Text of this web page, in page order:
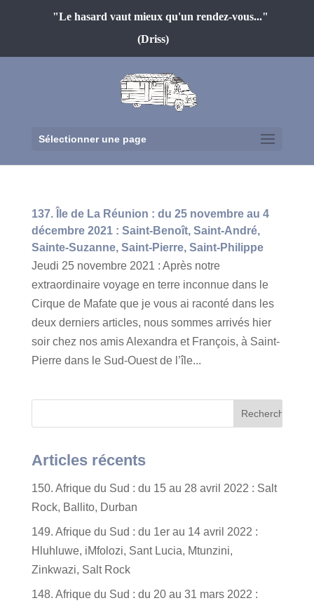
"Le hasard vaut mieux qu'un rendez-vous..."
(Driss)
Sélectionner une page
137. Île de La Réunion : du 25 novembre au 4
décembre 2021 : Saint-Benoît, Saint-André,
Sainte-Suzanne, Saint-Pierre, Saint-Philippe
Jeudi 25 novembre 2021 : Après notre
extraordinaire voyage en terre inconnue dans le
Cirque de Mafate que je vous ai raconté dans les
deux derniers articles, nous sommes arrivés hier
soir chez nos amis Alexandra et François, à Saint-
Pierre dans le Sud-Ouest de l’île...
Articles récents
150. Afrique du Sud : du 15 au 28 avril 2022 : Salt
Rock, Ballito, Durban
149. Afrique du Sud : du 1er au 14 avril 2022 :
Hluhluwe, iMfolozi, Sant Lucia, Mtunzini,
Zinkwazi, Salt Rock
148. Afrique du Sud : du 20 au 31 mars 2022 :